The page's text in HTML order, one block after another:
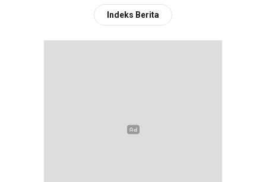
Indeks Berita